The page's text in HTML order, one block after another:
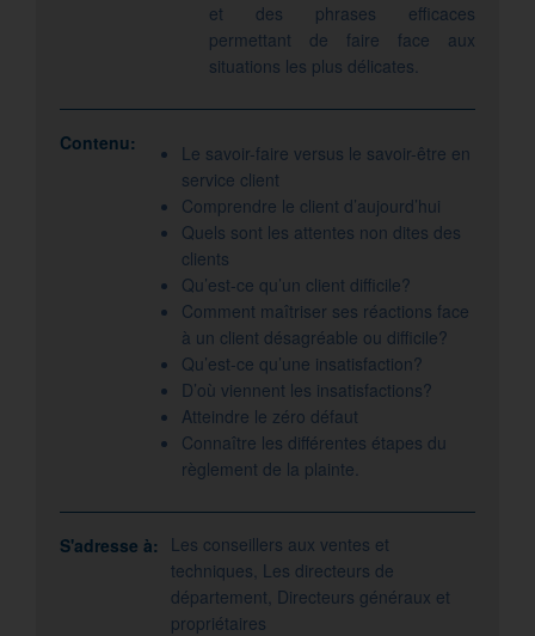
et des phrases efficaces
permettant de faire face aux
situations les plus délicates.
Contenu:
Le savoir-faire versus le savoir-être en
service client
Comprendre le client d’aujourd’hui
Quels sont les attentes non dites des
clients
Qu’est-ce qu’un client difficile?
Comment maîtriser ses réactions face
à un client désagréable ou difficile?
Qu’est-ce qu’une insatisfaction?
D’où viennent les insatisfactions?
Atteindre le zéro défaut
Connaître les différentes étapes du
règlement de la plainte.
S'adresse à:
Les conseillers aux ventes et
techniques, Les directeurs de
département, Directeurs généraux et
propriétaires